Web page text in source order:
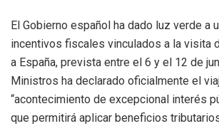
El Gobierno español ha dado luz verde a
incentivos fiscales vinculados a la visita
a España, prevista entre el 6 y el 12 de
Ministros ha declarado oficialmente el
“acontecimiento de excepcional interés
que permitirá aplicar beneficios